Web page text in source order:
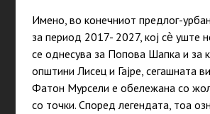
Имено, во конечниот предлог-
за период 2017- 2027, кој сѐ уште
се однесува за Попова Шапка и за
општини Лисец и Гајре, сегашната
Фатон Мурсели е обележана со
со точки. Според легендата, тоа